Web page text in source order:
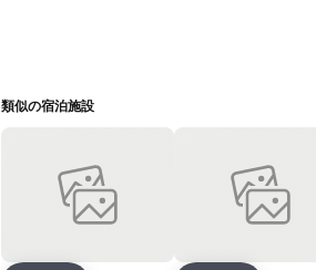
類似の宿泊施設